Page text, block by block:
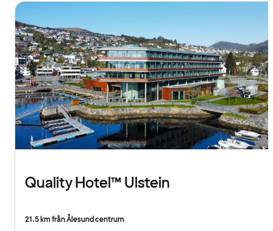
Quality Hotel™ Ulstein
21.5 km från Ålesund centrum